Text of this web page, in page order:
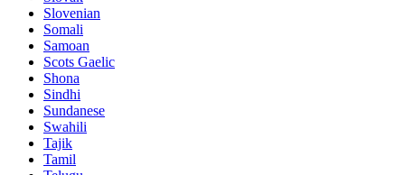
Slovenian
Somali
Samoan
Scots Gaelic
Shona
Sindhi
Sundanese
Swahili
Tajik
Tamil